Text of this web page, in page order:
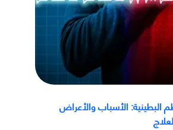
البطينية: الأسباب والأعراض